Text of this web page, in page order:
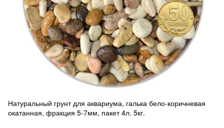
Натуральный грунт для аквариума, галька бело-коричневая
окатанная, фракция 5-7мм, пакет 4л. 5кг.